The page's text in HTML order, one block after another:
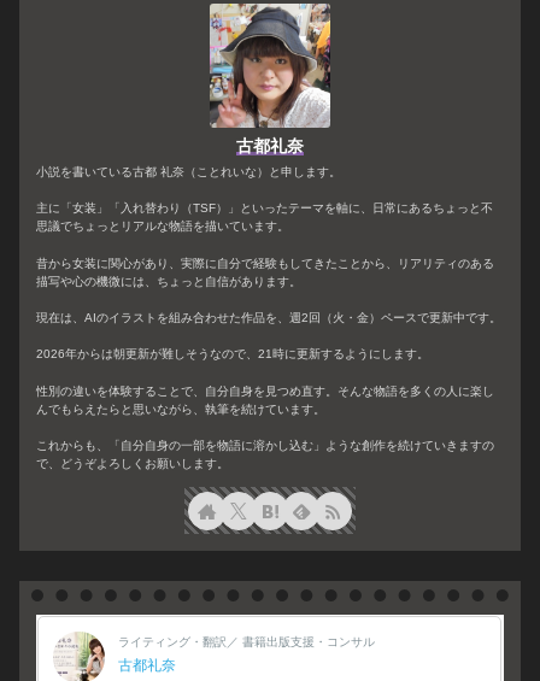
古都礼奈
小説を書いている古都 礼奈（ことれいな）と申します。
主に「女装」「入れ替わり（TSF）」といったテーマを軸に、日常にあるちょっと不
思議でちょっとリアルな物語を描いています。
昔から女装に関心があり、実際に自分で経験もしてきたことから、リアリティのある
描写や心の機微には、ちょっと自信があります。
現在は、AIのイラストを組み合わせた作品を、週2回（火・金）ペースで更新中です。
2026年からは朝更新が難しそうなので、21時に更新するようにします。
性別の違いを体験することで、自分自身を見つめ直す。そんな物語を多くの人に楽し
んでもらえたらと思いながら、執筆を続けています。
これからも、「自分自身の一部を物語に溶かし込む」ような創作を続けていきますの
で、どうぞよろしくお願いします。